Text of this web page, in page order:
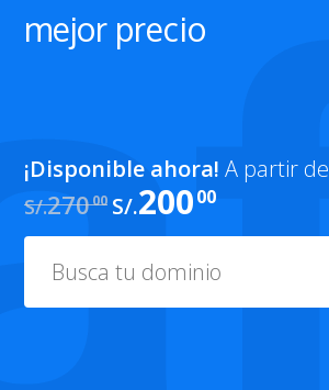
mejor precio
¡Disponible ahora! A partir de
S/.27000 S/.20000